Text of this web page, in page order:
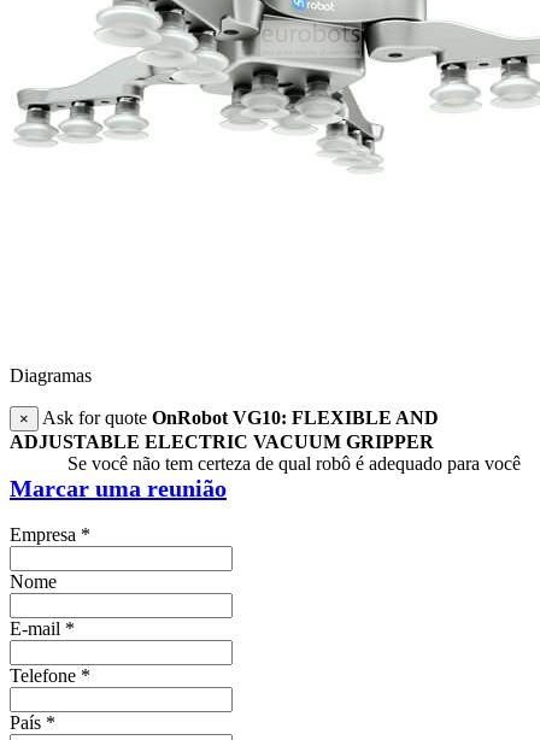
Diagramas
× Ask for quote OnRobot VG10: FLEXIBLE AND
ADJUSTABLE ELECTRIC VACUUM GRIPPER
Se você não tem certeza de qual robô é adequado para você
Marcar uma reunião
Empresa *
Nome
E-mail *
Telefone *
País *